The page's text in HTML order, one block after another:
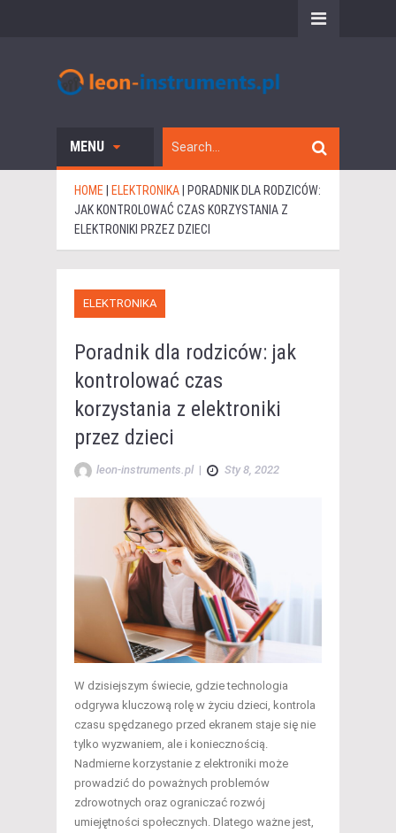
MENU
HOME ELEKTRONIKA
PORADNIK DLA RODZICÓW:
JAK KONTROLOWAĆ CZAS KORZYSTANIA Z
ELEKTRONIKI PRZEZ DZIECI
ELEKTRONIKA
Poradnik dla rodziców: jak
kontrolować czas
korzystania z elektroniki
przez dzieci
leon-instruments.pl | Sty 8, 2022
W dzisiejszym świecie, gdzie technologia
odgrywa kluczową rolę w życiu dzieci, kontrola
czasu spędzanego przed ekranem staje się nie
tylko wyzwaniem, ale i koniecznością.
Nadmierne korzystanie z elektroniki może
prowadzić do poważnych problemów
zdrowotnych oraz ograniczać rozwój
umiejętności społecznych. Dlatego ważne jest,